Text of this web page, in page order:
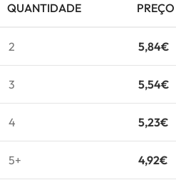
QUANTIDADE PREÇO
2 5,84€
3 5,54€
4 5,23€
5+ 4,92€